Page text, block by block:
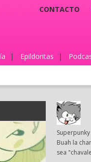
CONTACTO
| Epildoritas |
Superpunky
Buah la
sea